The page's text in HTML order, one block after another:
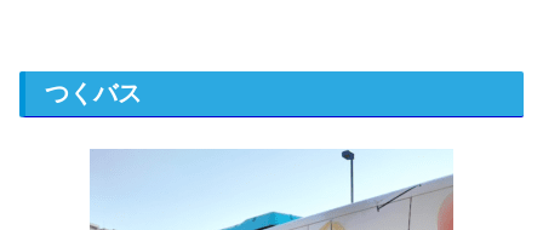
つくバス